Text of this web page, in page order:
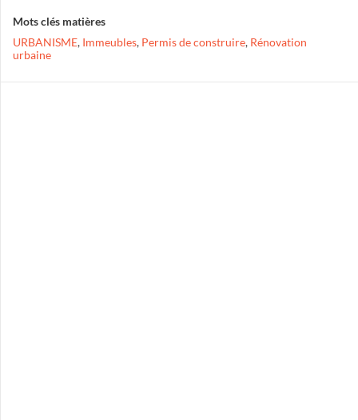
Mots clés matières
URBANISME, Immeubles, Permis de construire, Rénovation
urbaine